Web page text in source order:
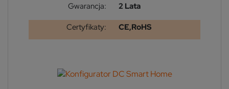
Gwarancja: 2 Lata
Certyfikaty: CE,RoHS